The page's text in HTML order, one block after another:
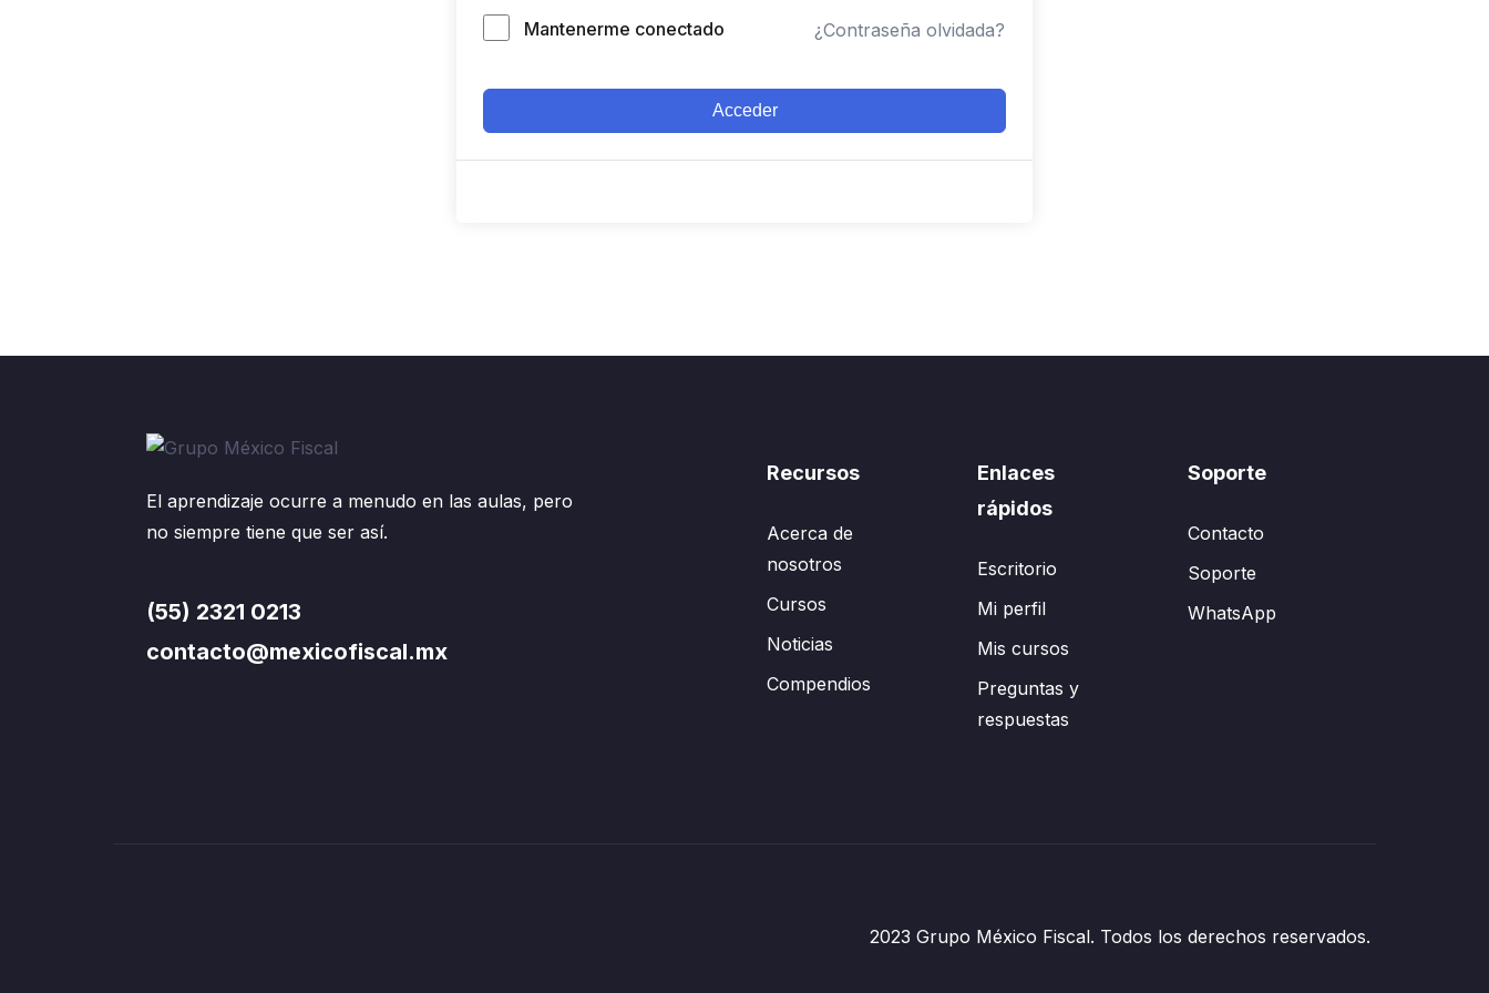
Mantenerme conectado ¿Contraseña olvidada?
Acceder
El aprendizaje ocurre a menudo en las aulas, pero
no siempre tiene que ser así.
(55) 2321 0213
contacto@mexicofiscal.mx
Recursos
Acerca de
nosotros
Cursos
Noticias
Compendios
Enlaces
rápidos
Escritorio
Mi perfil
Mis cursos
Preguntas y
respuestas
Soporte
Contacto
Soporte
WhatsApp
2023 Grupo México Fiscal. Todos los derechos reservados.